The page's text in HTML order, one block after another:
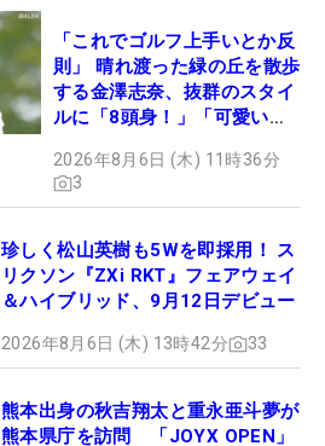
「これでゴルフ上手いとか反
則」 晴れ渡った緑の丘を散歩
する金澤志奈、抜群のスタイ
ルに「8頭身！」「可愛いに
2026年8月6日 (木) 11時36分
3
珍しく松山英樹も5Wを即採用！ ス
リクソン『ZXi RKT』フェアウェイ
＆ハイブリッド、9月12日デビュー
2026年8月6日 (木) 13時42分 33
熊本出身の秋吉翔太と重永亜斗夢が
熊本県庁を訪問 「JOYX OPEN」